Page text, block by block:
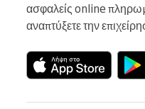
ασφαλείς online
αναπτύξετε την